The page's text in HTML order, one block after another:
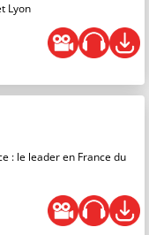
Lyon
: le leader en France du